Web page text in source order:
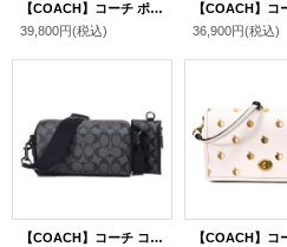
【COACH】コーチ ポリエステル ピーナッツ コラボ スヌーピー パッチ ワッペン パッカブル アウター ウインドブレーカー Ｓ（日本サイズM相当） ブラック（日本未発売）
39,800円(税込)
36,900円(税込)
【COACH】コーチ コーティングキャンバス レザー シグネチャー アクセル コインケース ポーチ付き 2way クラッチ クロスボディ ショルダーバッグ チャコール（日本未発売）